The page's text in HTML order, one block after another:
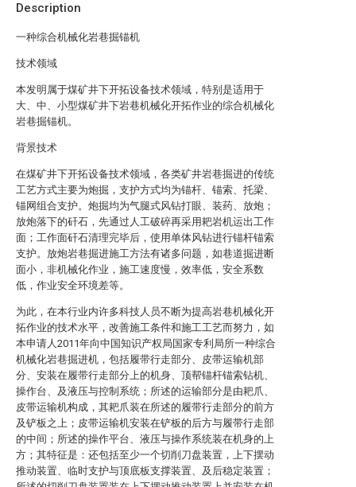
Description
一种综合机械化岩巷掘锚机
技术领域
本发明属于煤矿井下开拓设备技术领域，特别是适用于
大、中、小型煤矿井下岩巷机械化开拓作业的综合机械化
岩巷掘锚机。
背景技术
在煤矿井下开拓设备技术领域，各类矿井岩巷掘进的传统
工艺方式主要为炮掘，支护方式均为锚杆、锚索、托梁、
锚网组合支护。炮掘均为气腿式风钻打眼、装药、放炮；
放炮落下的矸石，先通过人工破碎再采用耙岩机运出工作
面；工作面矸石清理完毕后，使用单体风钻进行锚杆锚索
支护。放炮岩巷掘进施工方法有诸多问题，如巷道掘进断
面小，非机械化作业，施工速度慢，效率低，安全系数
低，作业安全环境差等。
为此，在本行业内许多科技人员不断为提高岩巷机械化开
拓作业的技术水平，改善施工条件和施工工艺而努力，如
本申请人2011年向中国知识产权局国家专利局所一种综合
机械化岩巷掘进机，包括履带行走部分、皮带运输机部
分、安装在履带行走部分上的机身、顶帮锚杆锚索钻机、
操作台、及液压与控制系统；所述的运输部分是由耙爪、
皮带运输机构成，其耙爪装在所述的履带行走部分的前方
及铲板之上；皮带运输机安装在铲板的后方与履带行走部
的中间；所述的操作平台、液压与操作系统装在机身的上
方；其特征是：还包括至少一个切削刀盘装置，上下摆动
推动装置、临时支护与顶底板支撑装置、及后稳定装置；